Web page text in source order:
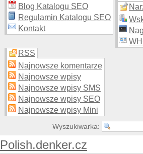
Blog Katalogu SEO
Regulamin Katalogu SEO
Kontakt
RSS
Najnowsze komentarze
Najnowsze wpisy
Najnowsze wpisy SMS
Najnowsze wpisy SEO
Najnowsze wpisy Mini
Wyszukiwarka:
Polish.denker.cz